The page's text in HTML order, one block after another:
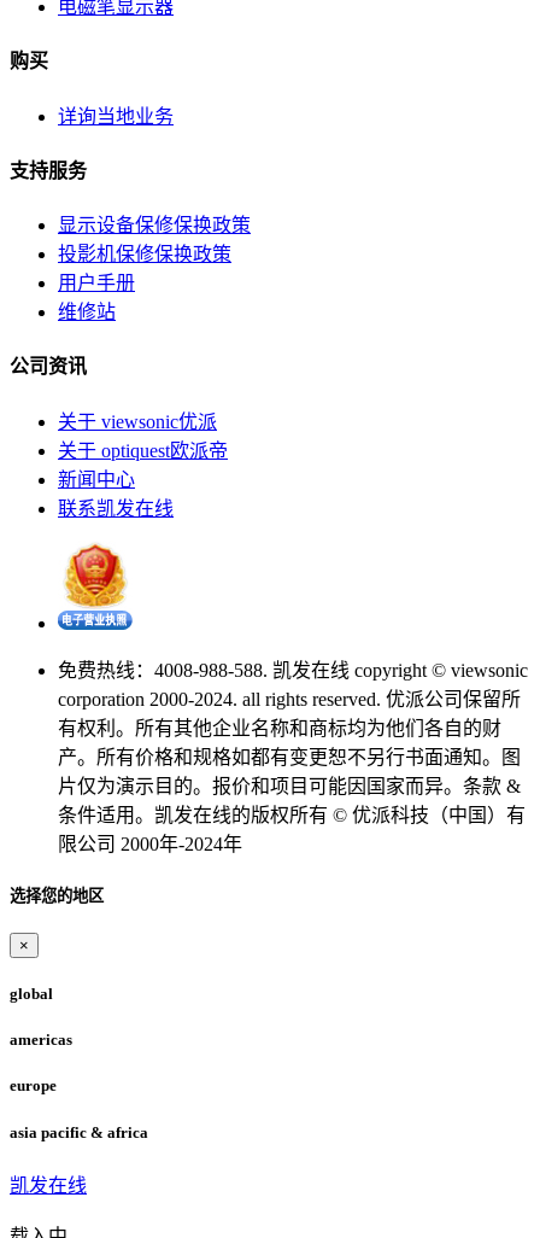
电磁笔显示器
购买
详询当地业务
支持服务
显示设备保修保换政策
投影机保修保换政策
用户手册
维修站
公司资讯
关于 viewsonic优派
关于 optiquest欧派帝
新闻中心
联系凯发在线
免费热线：4008-988-588. 凯发在线 copyright © viewsonic
corporation 2000-2024. all rights reserved. 优派公司保留所
有权利。所有其他企业名称和商标均为他们各自的财
产。所有价格和规格如都有变更恕不另行书面通知。图
片仅为演示目的。报价和项目可能因国家而异。条款 &
条件适用。凯发在线的版权所有 © 优派科技（中国）有
限公司 2000年-2024年
选择您的地区
×
global
americas
europe
asia pacific & africa
凯发在线